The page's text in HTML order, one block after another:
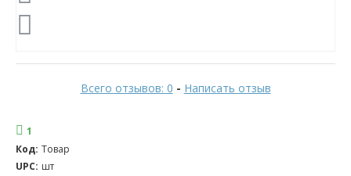
Всего отзывов: 0 - Написать отзыв
1
Код: Товар
UPC: шт